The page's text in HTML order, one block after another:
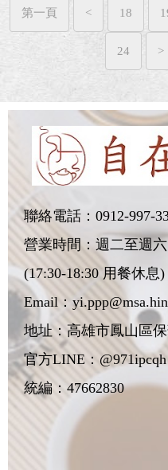
第一頁 < 18
24 >
聯絡電話： 0912-997-
營業時間：週二至週六
(17:30-18:30 用餐休
Email：
地址： 高雄市鳳山區
官方LINE：@971ipcqh
統編：47662830